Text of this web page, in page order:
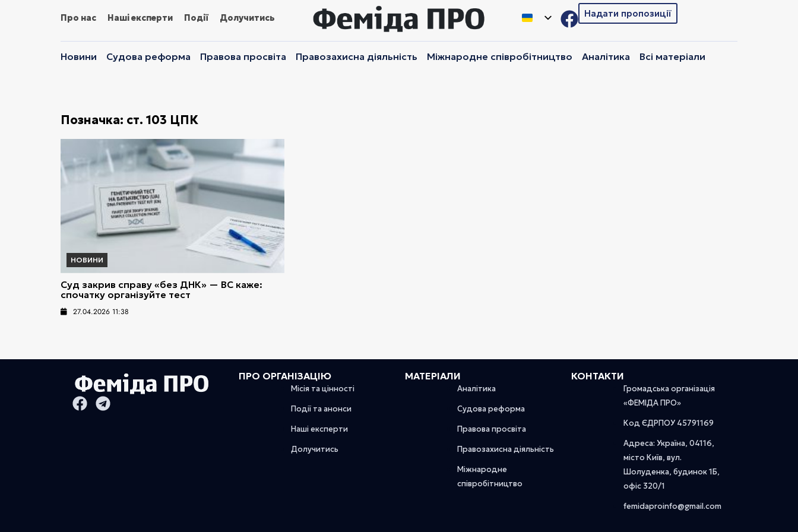
Про нас Наші експерти Події Долучитись Надати пропозиції
Новини Судова реформа Правова просвіта Правозахисна діяльність Міжнародне співробітництво Аналітика Всі матеріали
Позначка: ст. 103 ЦПК
НОВИНИ
Суд закрив справу «без ДНК» — ВС каже:
спочатку організуйте тест
27.04.2026 11:38
ПРО ОРГАНІЗАЦІЮ
Місія та цінності
Події та анонси
Наші експерти
Долучитись
МАТЕРІАЛИ
Аналітика
Судова реформа
Правова просвіта
Правозахисна діяльність
Міжнародне
співробітництво
КОНТАКТИ
Громадська організація
«ФЕМІДА ПРО»
Код ЄДРПОУ 45791169
Адреса: Україна, 04116,
місто Київ, вул.
Шолуденка, будинок 1Б,
офіс 320/1
femidaproinfo@gmail.com